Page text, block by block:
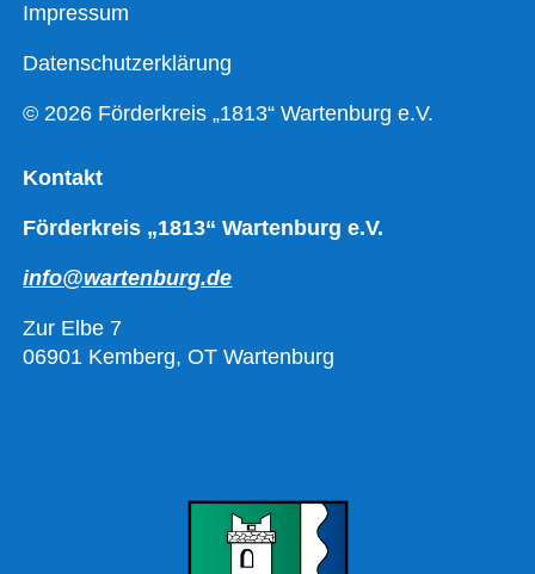
Impressum
Datenschutzerklärung
© 2026 Förderkreis „1813“ Wartenburg e.V.
Kontakt
Förderkreis „1813“ Wartenburg e.V.
info@wartenburg.de
Zur Elbe 7
06901 Kemberg, OT Wartenburg